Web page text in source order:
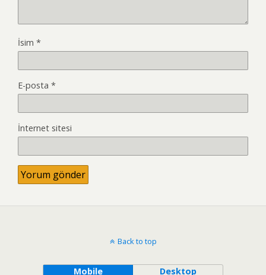
İsim *
E-posta *
İnternet sitesi
Back to top
Mobile Desktop